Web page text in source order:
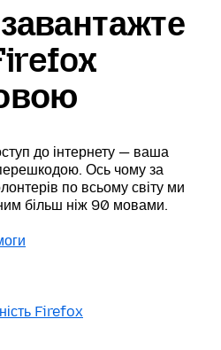
до інтернету — ваша
Ось чому за
по всьому світу ми
більш ніж 90 мовами.
Firefox